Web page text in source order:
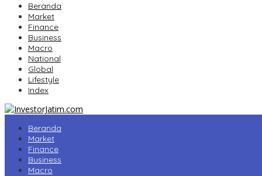
Beranda
Market
Finance
Business
Macro
National
Global
Lifestyle
Index
Beranda
Market
Finance
Business
Macro